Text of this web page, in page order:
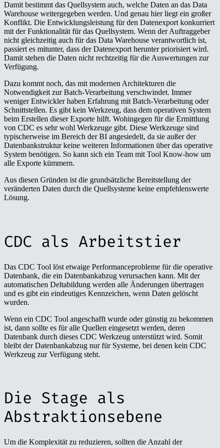
Damit bestimmt das Quellsystem auch, welche Daten an das Data
Warehouse weitergegeben werden. Und genau hier liegt ein großer
Konflikt. Die Entwicklungsleistung für den Datenexport konkurriert
mit der Funktionalität für das Quellsystem. Wenn der Auftraggeber
nicht gleichzeitig auch für das Data Warehouse verantwortlich ist,
passiert es mitunter, dass der Datenexport herunter priorisiert wird.
Damit stehen die Daten nicht rechtzeitig für die Auswertungen zur
Verfügung.
Dazu kommt noch, das mit modernen Architekturen die
Notwendigkeit zur Batch-Verarbeitung verschwindet. Immer
weniger Entwickler haben Erfahrung mit Batch-Verarbeitung oder
Schnittstellen. Es gibt kein Werkzeug, dass dem operativen System
beim Erstellen dieser Exporte hilft. Wohingegen für die Ermittlung
von CDC es sehr wohl Werkzeuge gibt. Diese Werkzeuge sind
typischerweise im Bereich der BI angesiedelt, da sie außer der
Datenbankstruktur keine weiteren Informationen über das operative
System benötigen. So kann sich ein Team mit Tool Know-how um
alle Exporte kümmern.
Aus diesen Gründen ist die grundsätzliche Bereitstellung der
veränderten Daten durch die Quellsysteme keine empfehlenswerte
Lösung.
CDC als Arbeitstier
Das CDC Tool löst etwaige Performanceprobleme für die operative
Datenbank, die ein Datenbankabzug verursachen kann. Mit der
automatischen Deltabildung werden alle Änderungen übertragen
und es gibt ein eindeutiges Kennzeichen, wenn Daten gelöscht
wurden.
Wenn ein CDC Tool angeschafft wurde oder günstig zu bekommen
ist, dann sollte es für alle Quellen eingesetzt werden, deren
Datenbank durch dieses CDC Werkzeug unterstützt wird. Somit
bleibt der Datenbankabzug nur für Systeme, bei denen kein CDC
Werkzeug zur Verfügung steht.
Die Stage als
Abstraktionsebene
Um die Komplexität zu reduzieren, sollten die Anzahl der